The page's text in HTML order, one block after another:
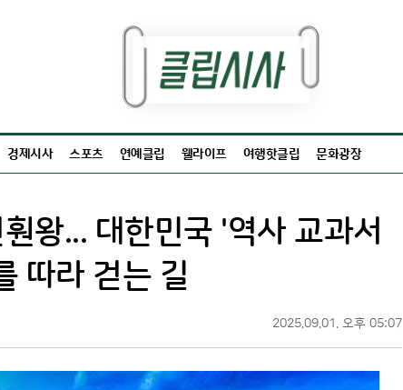
경제시사 스포츠 연예클립 웰라이프 여행핫클립 문화광장
왕... 대한민국 '역사 교과서
따라 걷는 길
2025.09.01. 오후 05:07